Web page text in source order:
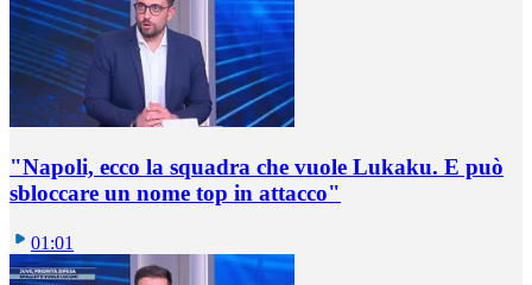
"Napoli, ecco la squadra che vuole Lukaku. E può
sbloccare un nome top in attacco"
01:01